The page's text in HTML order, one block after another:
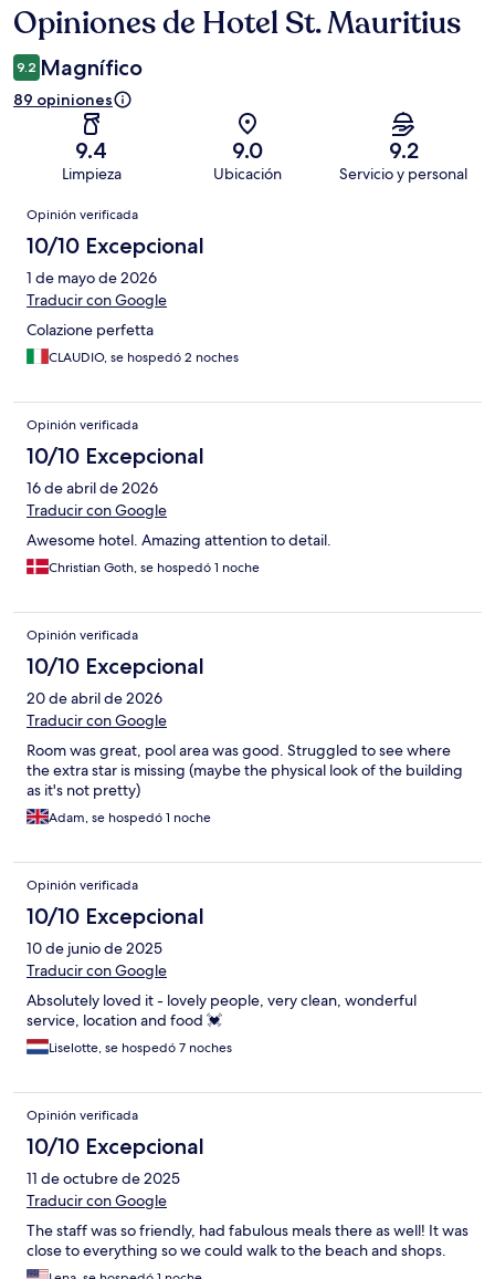
Opiniones
Opiniones de Hotel St. Mauritius
9.2 Magnífico
89 opiniones
9.4
Limpieza
9.0
Ubicación
9.2
Servicio y personal
Opiniones
Opinión verificada
10/10 Excepcional
1 de mayo de 2026
Traducir con Google
Colazione perfetta
CLAUDIO, se hospedó 2 noches
Opinión verificada
10/10 Excepcional
16 de abril de 2026
Traducir con Google
Awesome hotel. Amazing attention to detail.
Christian Goth, se hospedó 1 noche
Opinión verificada
10/10 Excepcional
20 de abril de 2026
Traducir con Google
Room was great, pool area was good. Struggled to see where
the extra star is missing (maybe the physical look of the building
as it's not pretty)
Adam, se hospedó 1 noche
Opinión verificada
10/10 Excepcional
10 de junio de 2025
Traducir con Google
Absolutely loved it - lovely people, very clean, wonderful
service, location and food 💓
Liselotte, se hospedó 7 noches
Opinión verificada
10/10 Excepcional
11 de octubre de 2025
Traducir con Google
The staff was so friendly, had fabulous meals there as well! It was
close to everything so we could walk to the beach and shops.